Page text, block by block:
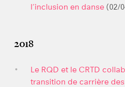
l’inclusion en danse (02/
2018
Le RQD et le CRTD
transition de carrière